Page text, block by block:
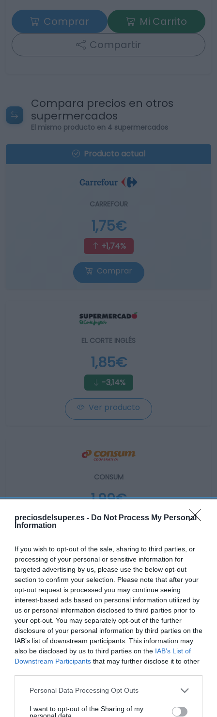
preciosdelsuper.es - Do Not Process My Personal
Information
If you wish to opt-out of the sale, sharing to third parties, or
processing of your personal or sensitive information for
targeted advertising by us, please use the below opt-out
section to confirm your selection. Please note that after your
opt-out request is processed you may continue seeing
interest-based ads based on personal information utilized by
us or personal information disclosed to third parties prior to
your opt-out. You may separately opt-out of the further
disclosure of your personal information by third parties on the
IAB’s list of downstream participants. This information may
also be disclosed by us to third parties on the IAB’s List of
Downstream Participants that may further disclose it to other
Please note that this website/app uses one or more Google
not limited to your visit or usage behaviour. You may click to
Personal Data Processing Opt Outs
I want to opt-out of the Sharing of my
personal data.
Comprar
Mi Carrito
Compartir
Compara precios en otros
supermercados
El mismo producto en 4 supermercados
Producto actual
CARREFOUR
1,75€
+1,74%
Comprar
EL CORTE INGLÉS
1,85€
-3,14%
Ver producto
CONSUM
1,99€
+13,71%
Ver producto
MERCADONA
—
Ver producto
Detalles del producto